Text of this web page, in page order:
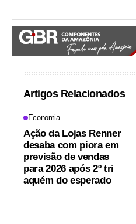
Artigos Relacionados
Economia
Ação da Lojas Renner
desaba com piora em
previsão de vendas
para 2026 após 2º tri
aquém do esperado